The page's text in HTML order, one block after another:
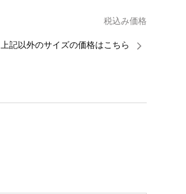
税込み価格
上記以外のサイズの価格はこちら